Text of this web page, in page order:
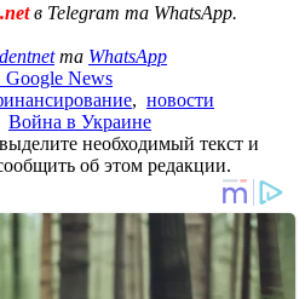
в Telegram та WhatsApp.
та WhatsApp
Google News
, новости
Война в Украине
необходимый текст и
об этом редакции.